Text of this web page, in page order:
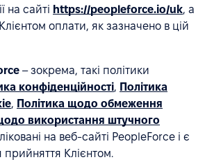
на сайті https://peopleforce.io/uk, а
оплати, як зазначено в цій
– зокрема, такі політики
конфіденційності, Політика
, Політика щодо обмеження
використання штучного
на веб-сайті PeopleForce і є
Клієнтом.